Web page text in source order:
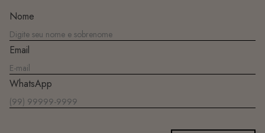
Nome
Email
WhatsApp